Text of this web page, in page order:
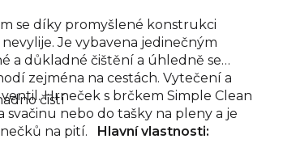
se díky promyšlené konstrukci
Je vybavena jedinečným
a důkladné čištění a úhledně se
zejména na cestách. Vytečení a
Hrneček s brčkem Simple Clean
nebo do tašky na pleny a je
na pití.
Hlavní vlastnosti:
čistí